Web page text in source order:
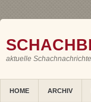
aktuelle
HOME ARCHIV